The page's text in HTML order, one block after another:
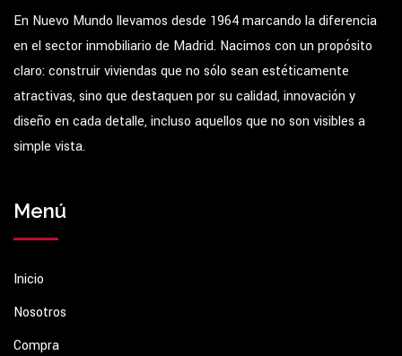
En Nuevo Mundo llevamos desde 1964 marcando la diferencia
en el sector inmobiliario de Madrid. Nacimos con un propósito
claro: construir viviendas que no sólo sean estéticamente
atractivas, sino que destaquen por su calidad, innovación y
diseño en cada detalle, incluso aquellos que no son visibles a
simple vista.
Menú
Inicio
Nosotros
Compra